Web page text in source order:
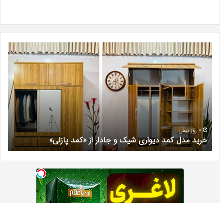
خرید
مدل
دیواری
شیک
جادار
از
«کمد
پازلی»
7 روز پیش
خرید مدل کمد دیواری شیک و جادار از «کمد پازلی»
در